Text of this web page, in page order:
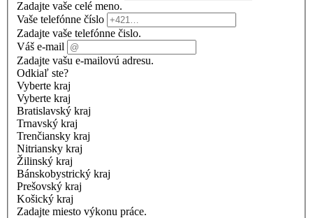
Zadajte vaše celé meno.
Vaše telefónne číslo
Zadajte vaše telefónne čislo.
Váš e-mail
Zadajte vašu e-mailovú adresu.
Odkiaľ ste?
Vyberte kraj
Vyberte kraj
Bratislavský kraj
Trnavský kraj
Trenčiansky kraj
Nitriansky kraj
Žilinský kraj
Bánskobystrický kraj
Prešovský kraj
Košický kraj
Zadajte miesto výkonu práce.